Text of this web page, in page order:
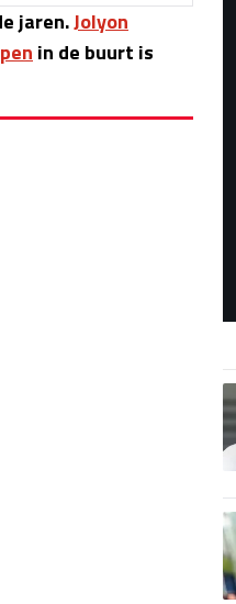
jaren.Jolyon
in de buurt is